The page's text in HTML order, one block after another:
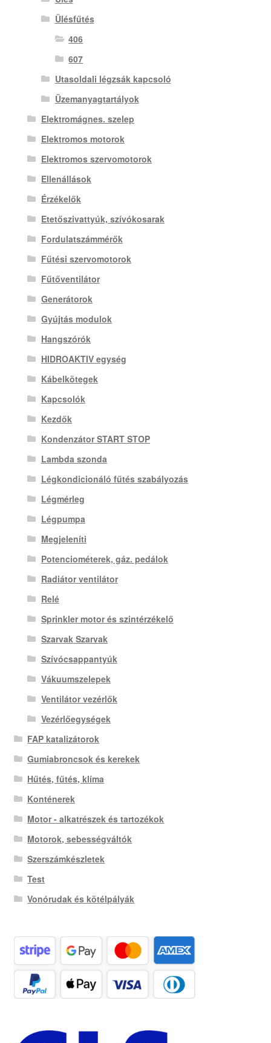
Ülésfűtés
406
607
Utasoldali légzsák kapcsoló
Üzemanyagtartályok
Elektromágnes. szelep
Elektromos motorok
Elektromos szervomotorok
Ellenállások
Érzékelők
Etetőszivattyúk, szívókosarak
Fordulatszámmérők
Fűtési szervomotorok
Fűtőventilátor
Generátorok
Gyújtás modulok
Hangszórók
HIDROAKTIV egység
Kábelkötegek
Kapcsolók
Kezdők
Kondenzátor START STOP
Lambda szonda
Légkondicionáló fűtés szabályozás
Légmérleg
Légpumpa
Megjeleníti
Potenciométerek, gáz. pedálok
Radiátor ventilátor
Relé
Sprinkler motor és szintérzékelő
Szarvak Szarvak
Szívócsappantyúk
Vákuumszelepek
Ventilátor vezérlők
Vezérlőegységek
FAP katalizátorok
Gumiabroncsok és kerekek
Hűtés, fűtés, klíma
Konténerek
Motor - alkatrészek és tartozékok
Motorok, sebességváltók
Szerszámkészletek
Test
Vonórudak és kötélpályák